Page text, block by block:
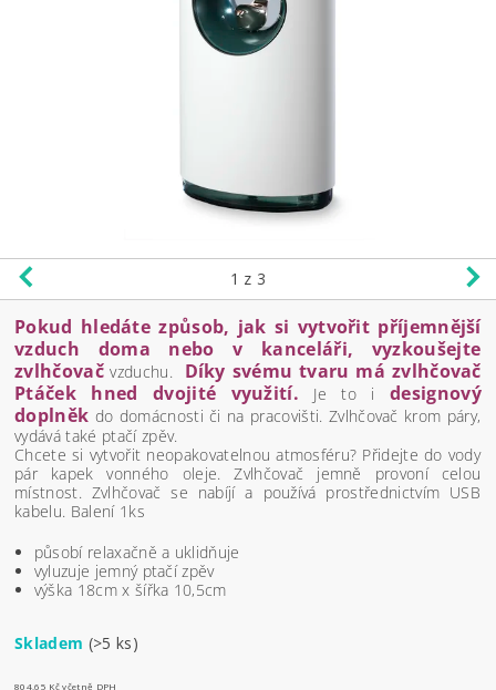
1 z 3
Pokud hledáte způsob, jak si vytvořit příjemnější
vzduch doma nebo v kanceláři, vyzkoušejte
zvlhčovač vzduchu. Díky svému tvaru má zvlhčovač
Ptáček hned dvojité využití. Je to i designový
doplněk do domácnosti či na pracovišti. Zvlhčovač krom páry,
vydává také ptačí zpěv.
Chcete si vytvořit neopakovatelnou atmosféru? Přidejte do vody
pár kapek vonného oleje. Zvlhčovač jemně provoní celou
místnost. Zvlhčovač se nabíjí a používá prostřednictvím USB
kabelu. Balení 1ks
působí relaxačně a uklidňuje
vyluzuje jemný ptačí zpěv
výška 18cm x šířka 10,5cm
Skladem (>5 ks)
804,65 Kč včetně DPH